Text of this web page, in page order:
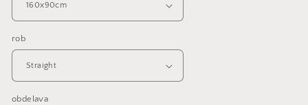
rob
obdelava